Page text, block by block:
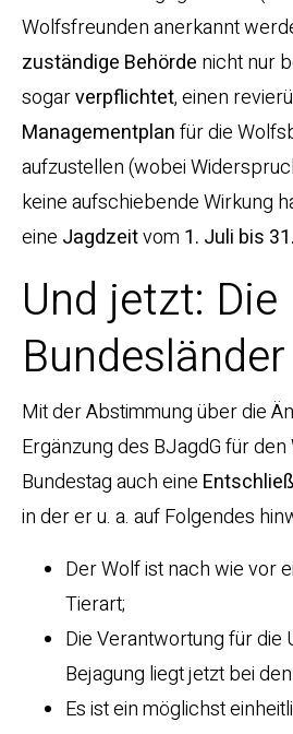
Wolfsfreunden anerkannt
zuständige Behörde nicht nur
sogarverpflichtet, einen
Managementplanfür die
aufzustellen (wobei
keine aufschiebende Wirkung
eine Jagdzeitvom 1. Juli bis
Und jetzt: Die
Bundesländer
Mit der Abstimmung über die
Ergänzung des BJagdG für
Bundestag auch eine
in der er u. a. auf Folgendes
Der Wolf ist nach wie vor
Tierart;
Die Verantwortung für die
Bejagung liegt jetzt bei
Es ist ein möglichst